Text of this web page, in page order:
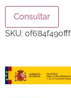
Consultar
SKU: 0f684f490fff